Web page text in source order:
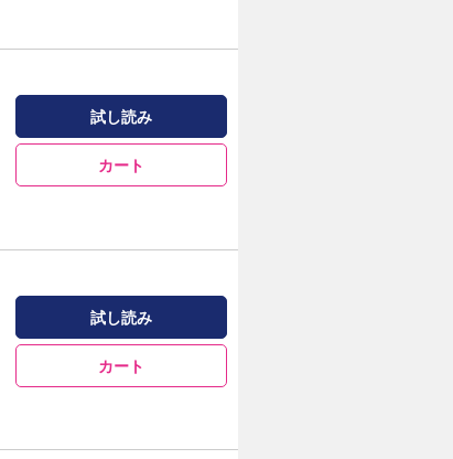
試し読み
カート
試し読み
カート